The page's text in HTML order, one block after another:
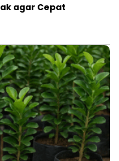
agar Cepat